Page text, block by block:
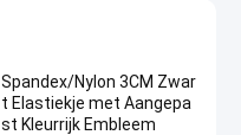
Spandex/Nylon 3CM Zwar
t Elastiekje met Aangepa
st Kleurrijk Embleem